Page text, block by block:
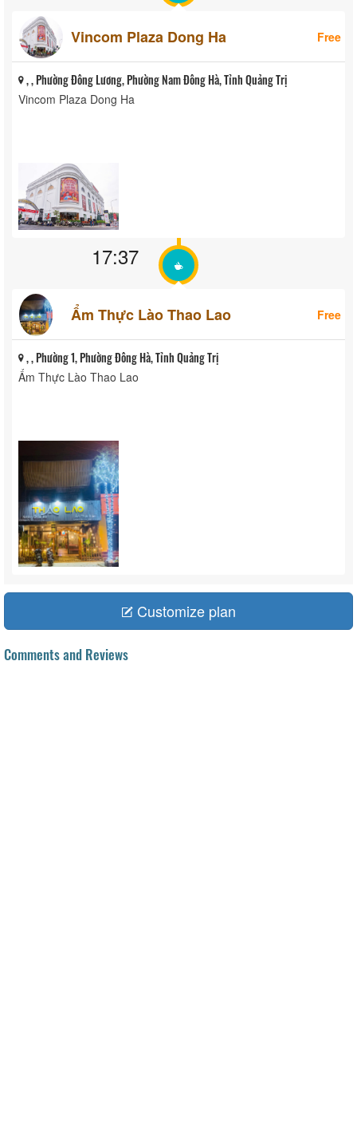
Vincom Plaza Dong Ha Free
, , Phường Đông Lương, Phường Nam Đông Hà, Tỉnh Quảng Trị
Vincom Plaza Dong Ha
17:37
Ẩm Thực Lào Thao Lao Free
, , Phường 1, Phường Đông Hà, Tỉnh Quảng Trị
Ẩm Thực Lào Thao Lao
Customize plan
Comments and Reviews